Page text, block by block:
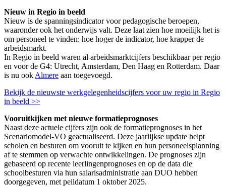
Nieuw in Regio in beeld
Nieuw is de spanningsindicator voor pedagogische beroepen,
waaronder ook het onderwijs valt. Deze laat zien hoe moeilijk het is
om personeel te vinden: hoe hoger de indicator, hoe krapper de
arbeidsmarkt.
In Regio in beeld waren al arbeidsmarktcijfers beschikbaar per regio
en voor de G4: Utrecht, Amsterdam, Den Haag en Rotterdam. Daar
is nu ookAlmere aan toegevoegd.
Bekijk de nieuwste werkgelegenheidscijfers voor uw regio in Regio
in beeld >>
Vooruitkijken met nieuwe formatieprognoses
Naast deze actuele cijfers zijn ook de formatieprognoses in het
Scenariomodel-VO geactualiseerd. Deze jaarlijkse update helpt
scholen en besturen om vooruit te kijken en hun personeelsplanning
af te stemmen op verwachte ontwikkelingen. De prognoses zijn
gebaseerd op recente leerlingenprognoses en op de data die
schoolbesturen via hun salarisadministratie aan DUO hebben
doorgegeven, met peildatum 1 oktober 2025.